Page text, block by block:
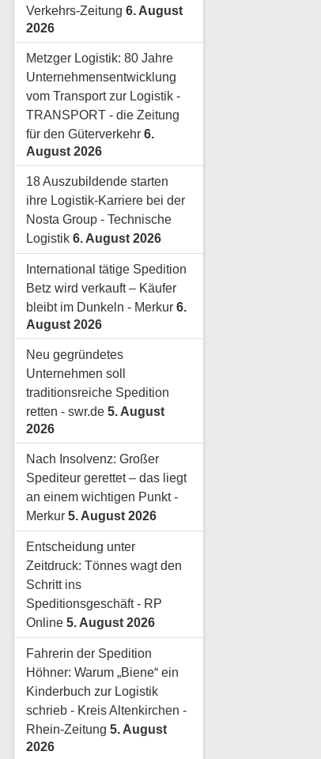
Verkehrs-Zeitung 6. August
2026
Metzger Logistik: 80 Jahre
Unternehmensentwicklung
vom Transport zur Logistik -
TRANSPORT - die Zeitung
für den Güterverkehr 6.
August 2026
18 Auszubildende starten
ihre Logistik-Karriere bei der
Nosta Group - Technische
Logistik 6. August 2026
International tätige Spedition
Betz wird verkauft – Käufer
bleibt im Dunkeln - Merkur 6.
August 2026
Neu gegründetes
Unternehmen soll
traditionsreiche Spedition
retten - swr.de 5. August
2026
Nach Insolvenz: Großer
Spediteur gerettet – das liegt
an einem wichtigen Punkt -
Merkur 5. August 2026
Entscheidung unter
Zeitdruck: Tönnes wagt den
Schritt ins
Speditionsgeschäft - RP
Online 5. August 2026
Fahrerin der Spedition
Höhner: Warum „Biene“ ein
Kinderbuch zur Logistik
schrieb - Kreis Altenkirchen -
Rhein-Zeitung 5. August
2026